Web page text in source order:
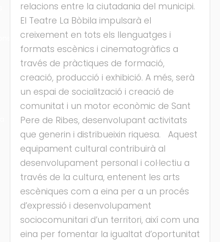
relacions entre la ciutadania del municipi.
El Teatre La Bòbila impulsarà el
creixement en tots els llenguatges i
formats escènics i cinematogràfics a
través de pràctiques de formació,
creació, producció i exhibició. A més, serà
un espai de socialització i creació de
comunitat i un motor econòmic de Sant
Pere de Ribes, desenvolupant activitats
que generin i distribueixin riquesa. Aquest
equipament cultural contribuirà al
desenvolupament personal i col·lectiu a
través de la cultura, entenent les arts
escèniques com a eina per a un procés
d’expressió i desenvolupament
sociocomunitari d’un territori, així com una
eina per fomentar la igualtat d’oportunitat